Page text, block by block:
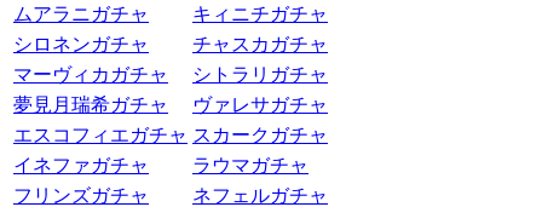
ムアラニガチャ
キィニチガチャ
シロネンガチャ
チャスカガチャ
マーヴィカガチャ
シトラリガチャ
夢見月瑞希ガチャ
ヴァレサガチャ
エスコフィエガチャ スカークガチャ
イネファガチャ
ラウマガチャ
フリンズガチャ
ネフェルガチャ